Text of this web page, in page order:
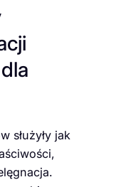
służyły jak